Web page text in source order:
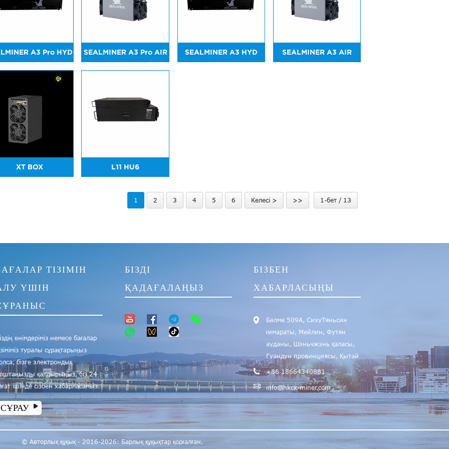
A3 Pro HYD SEALMINER A3 Pro AIR SEALMINER A3 HYD SEALMINER A3 AIR
XT BOX L11 HU6
1 2 3 4 5 6 Келесі > >> 1-бет / 13
ТІЗІМІН
ҮШІН
өнімдеріміз немесе бағалар
туралы сұрақтарыңыз
бізге электрондық
қалдырыңыз, біз 24
ішінде сізбен хабарласамыз.
СҰРАУ
БІЗДІ
ҚАДАҒАЛАҢЫЗ
БІЗБЕН
ХАБАРЛАСЫҢЫ
Бөлме 509А, СихуТяньсин
ғимараты, Мейлин, Футян
ауданы, Шэньчжэнь қаласы,
Гуандун провинциясы, Қытай
+86 18664340881
info@hkcx-miner.com
© Авторлық құқық - 2016-2026: Барлық құқықтар қорғалған.